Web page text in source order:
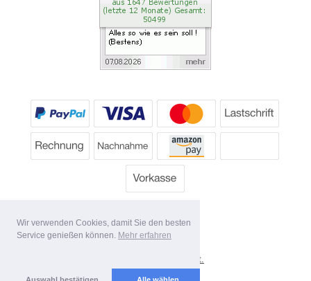
Wir verwenden Cookies, damit Sie den besten
Service genießen können. Mehr erfahren
Alle Preise inkl. MwSt.
Lieferbedingungen